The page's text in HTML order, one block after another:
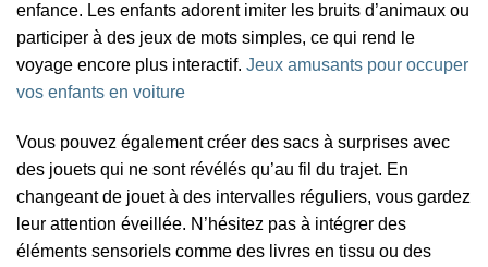
enfance. Les enfants adorent imiter les bruits d’animaux ou
participer à des jeux de mots simples, ce qui rend le
voyage encore plus interactif. Jeux amusants pour occuper
vos enfants en voiture
Vous pouvez également créer des sacs à surprises avec
des jouets qui ne sont révélés qu’au fil du trajet. En
changeant de jouet à des intervalles réguliers, vous gardez
leur attention éveillée. N’hésitez pas à intégrer des
éléments sensoriels comme des livres en tissu ou des